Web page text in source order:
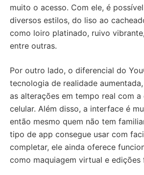
muito o acesso. Com ele, é
diversos estilos, do liso ao
como loiro platinado, ruivo
entre outras.
Por outro lado, o diferencial do
tecnologia de realidade
as alterações em tempo real com a
celular. Além disso, a interface é
então mesmo quem não tem
tipo de app consegue usar com
completar, ele ainda oferece
como maquiagem virtual e edições